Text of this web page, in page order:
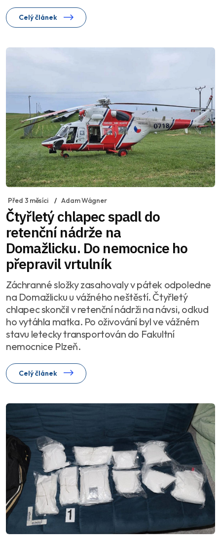
Celý článek
Před 3 měsíci Adam Wágner
Čtyřletý chlapec spadl do
retenční nádrže na
Domažlicku. Do nemocnice ho
přepravil vrtulník
Záchranné složky zasahovaly v pátek odpoledne
na Domažlicku u vážného neštěstí. Čtyřletý
chlapec skončil v retenční nádrži na návsi, odkud
ho vytáhla matka. Po oživování byl ve vážném
stavu letecky transportován do Fakultní
nemocnice Plzeň.
Celý článek